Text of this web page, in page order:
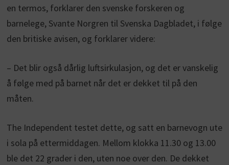
en termos, forklarer den svenske forskeren og
barnelege, Svante Norgren til Svenska Dagbladet, i følge
den britiske avisen, og forklarer videre:
– Det blir også dårlig luftsirkulasjon, og det er vanskelig
å følge med på barnet når det er dekket til på den
måten.
The Independent testet dette, og satt en barnevogn ute
i sola på ettermiddagen. Mellom klokka 11.30 og 13.00
ble det 22 grader i den, uten noe over den. De dekket